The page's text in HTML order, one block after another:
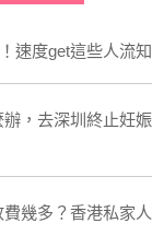
速度get這些人流
，去深圳終止妊
幾多？香港私家